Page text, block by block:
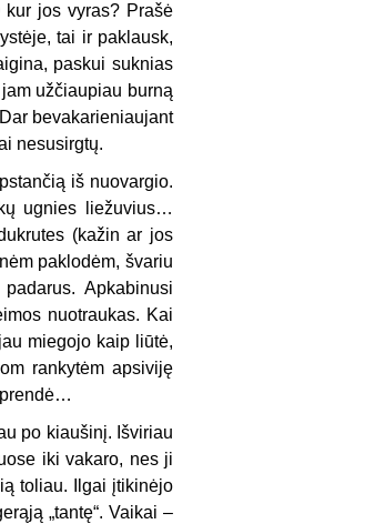
jos vyras? Prašė
tai ir paklausk,
paskui suknias
užčiaupiau burną
bevakarieniaujant
nesusirgtų.
iš nuovargio.
ugnies liežuvius…
(kažin ar jos
paklodėm, švariu
Apkabinusi
nuotraukas. Kai
miegojo kaip liūtė,
rankytėm apsiviję
po kiaušinį. Išviriau
iki vakaro, nes ji
toliau. Ilgai įtikinėjo
„tantę“. Vaikai –